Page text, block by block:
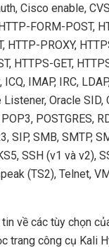
Cisco enable,
FORM-POST,
HTTP-PROXY,
HTTPS-GET,
IMAP, IRC,
Listener, Oracle SID,
POSTGRES,
SIP, SMB, SMTP,
SSH (v1 và v2),
(TS2), Telnet,
về các tùy chọn
trang công cụ Kali